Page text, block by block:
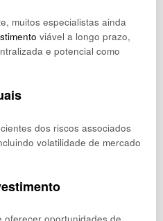
muitos especialistas ainda
viável a longo prazo,
e potencial como
dos riscos associados
volatilidade de mercado